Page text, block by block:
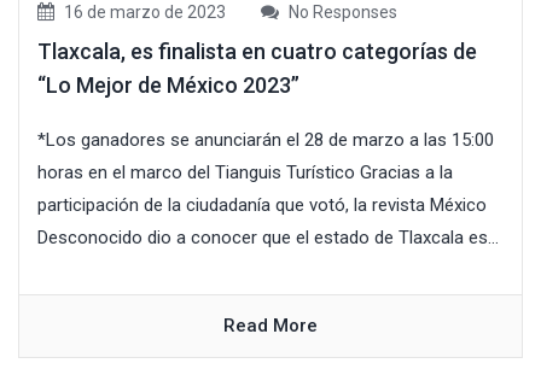
16 de marzo de 2023 No Responses
Tlaxcala, es finalista en cuatro categorías de
“Lo Mejor de México 2023”
*Los ganadores se anunciarán el 28 de marzo a las 15:00
horas en el marco del Tianguis Turístico Gracias a la
participación de la ciudadanía que votó, la revista México
Desconocido dio a conocer que el estado de Tlaxcala es...
Read More